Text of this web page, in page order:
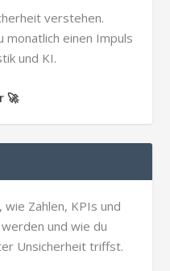
verstehen.
einen Impuls
und KI.
🚀
wie Zahlen, KPIs und
und wie du
Unsicherheit triffst.